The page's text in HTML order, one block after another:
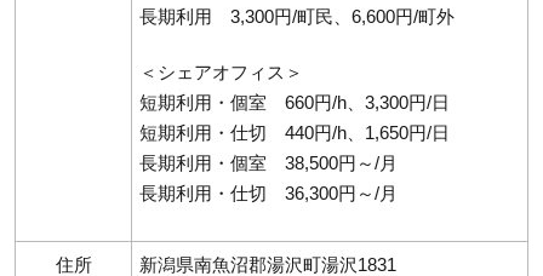
長期利用 3,300円/町民、6,600円/町外
＜シェアオフィス＞
短期利用・個室 660円/h、3,300円/日
短期利用・仕切 440円/h、1,650円/日
長期利用・個室 38,500円～/月
長期利用・仕切 36,300円～/月
住所 新潟県南魚沼郡湯沢町湯沢1831